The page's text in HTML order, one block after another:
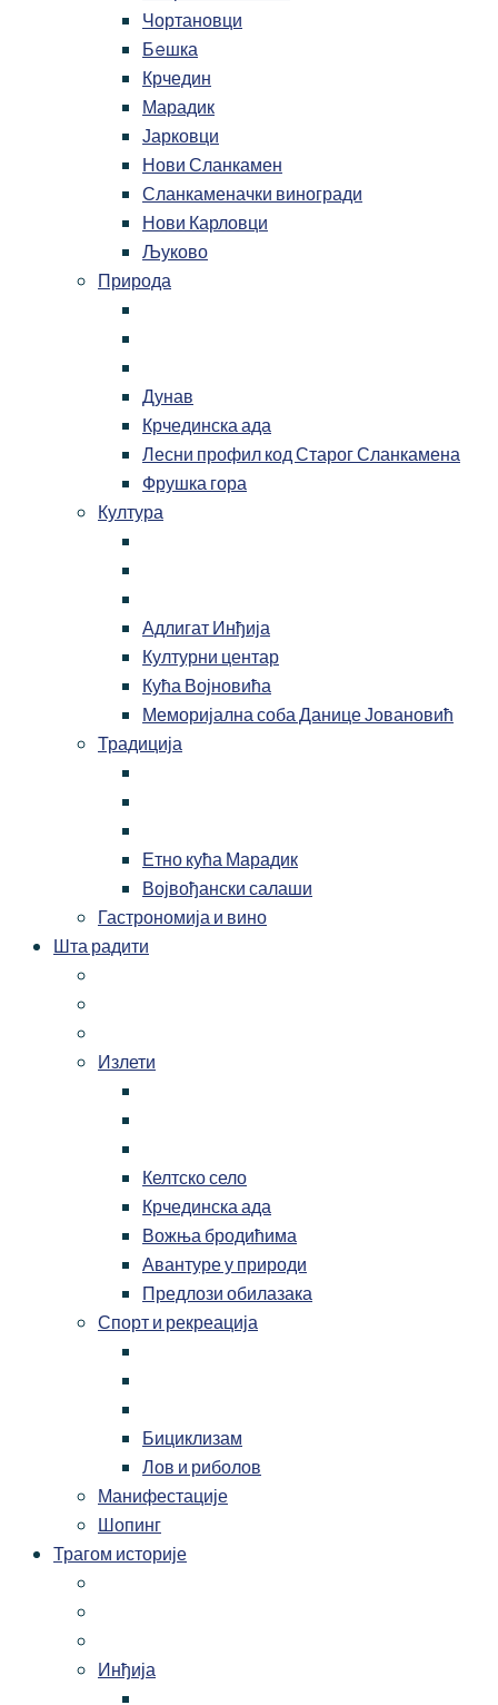
Чортановци
Бeшка
Крчедин
Марадик
Јарковци
Нови Сланкамен
Сланкаменачки виногради
Нови Карловци
Љуково
Природа
Дунав
Крчединска ада
Лесни профил код Старог Сланкамена
Фрушка гора
Култура
Адлигат Инђија
Културни центар
Кућа Војновића
Меморијална соба Данице Јовановић
Традиција
Етно кућа Марадик
Војвођански салаши
Гастрономија и вино
Шта радити
Излети
Келтско село
Крчединска ада
Вожња бродићима
Авантуре у природи
Предлози обилазака
Спорт и рекреација
Бициклизам
Лов и риболов
Манифестације
Шопинг
Трагом историје
Инђија